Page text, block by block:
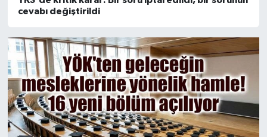
cevabı değiştirildi